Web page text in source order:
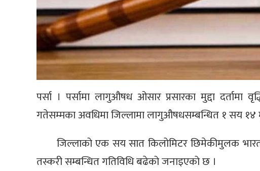
पर्सा । पर्सामा लागुऔषध ओसार प्रसारका मुद्दा
गतेसम्मका अवधिमा जिल्लामा लागुऔषधसम्बन्धित १ सय १४
जिल्लाको एक सय सात किलोमिटर छिमेकीमुलक
तस्करी सम्बन्धित गतिविधि बढेको जनाइएको छ ।